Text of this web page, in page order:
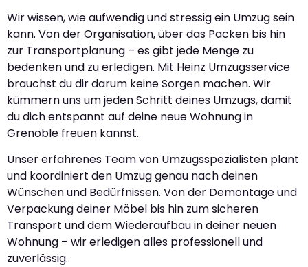
Wir wissen, wie aufwendig und stressig ein Umzug sein
kann. Von der Organisation, über das Packen bis hin
zur Transportplanung – es gibt jede Menge zu
bedenken und zu erledigen. Mit Heinz Umzugsservice
brauchst du dir darum keine Sorgen machen. Wir
kümmern uns um jeden Schritt deines Umzugs, damit
du dich entspannt auf deine neue Wohnung in
Grenoble freuen kannst.
Unser erfahrenes Team von Umzugsspezialisten plant
und koordiniert den Umzug genau nach deinen
Wünschen und Bedürfnissen. Von der Demontage und
Verpackung deiner Möbel bis hin zum sicheren
Transport und dem Wiederaufbau in deiner neuen
Wohnung – wir erledigen alles professionell und
zuverlässig.